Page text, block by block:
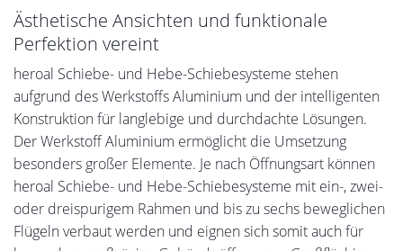
Ästhetische Ansichten und funktionale
Perfektion vereint
heroal Schiebe- und Hebe-Schiebesysteme stehen
aufgrund des Werkstoffs Aluminium und der intelligenten
Konstruktion für langlebige und durchdachte Lösungen.
Der Werkstoff Aluminium ermöglicht die Umsetzung
besonders großer Elemente. Je nach Öffnungsart können
heroal Schiebe- und Hebe-Schiebesysteme mit ein-, zwei-
oder dreispurigem Rahmen und bis zu sechs beweglichen
Flügeln verbaut werden und eignen sich somit auch für